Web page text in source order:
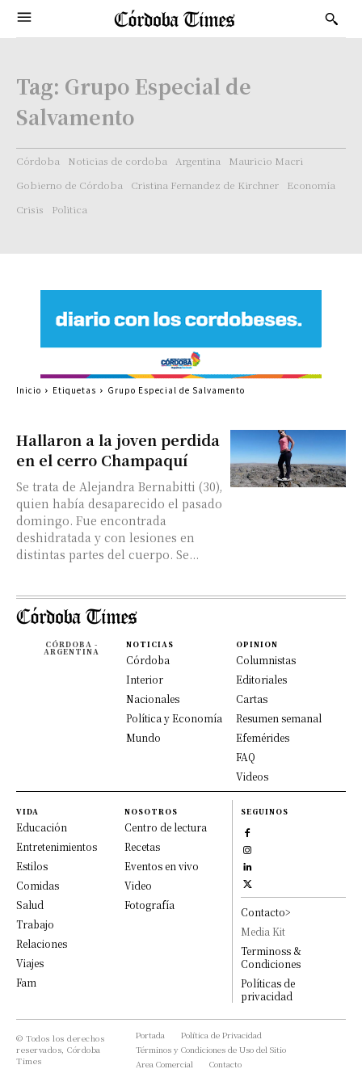
Tag: Grupo Especial de
Salvamento
Córdoba Noticias de cordoba Argentina
Mauricio Macri
Gobierno de Córdoba
Cristina Fernandez de Kirchner
Economía
Crisis
Politica
Hallaron a la joven perdida
en el cerro Champaquí
Se trata de Alejandra Bernabitti (30),
quien había desaparecido el pasado
domingo. Fue encontrada
deshidratada y con lesiones en
distintas partes del cuerpo. Se...
Inicio Etiquetas Grupo Especial de Salvamento
CÓRDOBA -
ARGENTINA
NOTICIAS
Córdoba
Interior
Nacionales
Política y Economía
Mundo
OPINION
Columnistas
Editoriales
Cartas
Resumen semanal
Efemérides
FAQ
Videos
VIDA
Educación
Entretenimientos
Estilos
Comidas
Salud
Trabajo
Relaciones
Viajes
Fam
NOSOTROS
Centro de lectura
Recetas
Eventos en vivo
Video
Fotografía
SEGUINOS
Contacto>
Media Kit
Terminoss &
Condiciones
Políticas de
privacidad
© Todos los derechos
reservados, Córdoba
Times
Portada
Política de Privacidad
Términos y Condiciones de Uso del Sitio
Area Comercial
Contacto